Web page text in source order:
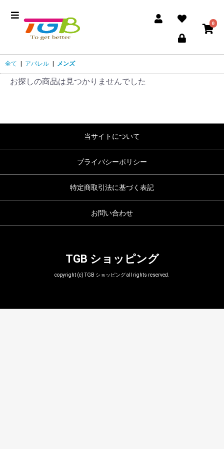
0
全て アパレル メンズ
お探しの商品は見つかりませんでした
当サイトについて
プライバシーポリシー
特定商取引法に基づく表記
お問い合わせ
TGB ショッピング
copyright (c) TGB ショッピング all rights reserved.